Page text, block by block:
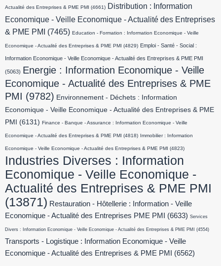
Actualité des Entreprises & PME PMI (4661) Distribution : Information
Economique - Veille Economique - Actualité des Entreprises
& PME PMI
(7465) Education - Formation : Information Economique - Veille
Economique - Actualité des Entreprises & PME PMI (4829) Emploi - Santé - Social :
Information Economique - Veille Economique - Actualité des Entreprises & PME PMI
(5063) Energie : Information Economique - Veille
Economique - Actualité des Entreprises & PME
PMI (9782) Environnement - Déchets : Information
Economique - Veille Economique - Actualité des Entreprises & PME
PMI
(6131) Finance - Banque - Assurance : Information Economique - Veille
Economique - Actualité des Entreprises & PME PMI (4818) Immobilier : Information
Economique - Veille Economique - Actualité des Entreprises & PME PMI (4823)
Industries Diverses : Information
Economique - Veille Economique -
Actualité des Entreprises & PME PMI
(13871) Restauration - Hôtellerie : Information - Veille
Economique - Actualité des Entreprises PME PMI
(6633) Services
Divers : Information Economique - Veille Economique - Actualité des Entreprises & PME PMI (4554)
Transports - Logistique : Information Economique - Veille
Economique - Actualité des Entreprises & PME PMI
(6562)